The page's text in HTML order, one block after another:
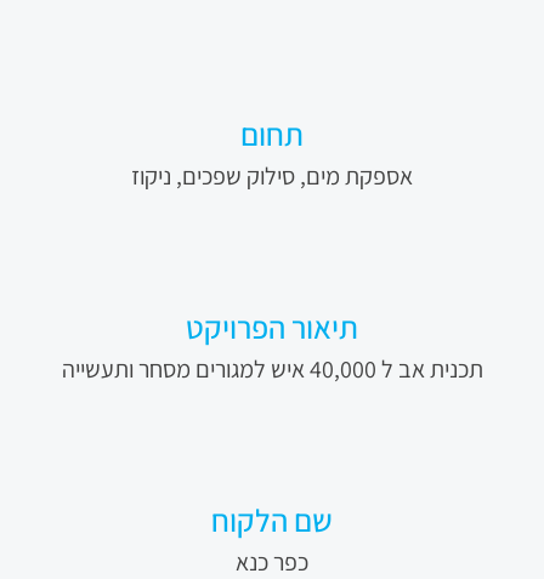
תחום
אספקת מים, סילוק שפכים, ניקוז
תיאור הפרויקט
תכנית אב ל 40,000 איש למגורים מסחר ותעשייה
שם הלקוח
כפר כנא